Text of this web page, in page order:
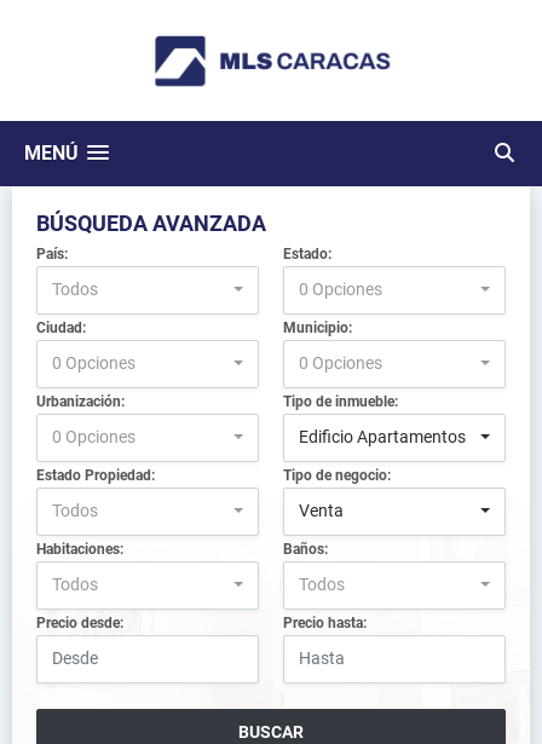
MENÚ
BÚSQUEDA AVANZADA
País:
Todos
Estado:
0 Opciones
Ciudad:
0 Opciones
Municipio:
0 Opciones
Urbanización:
0 Opciones
Tipo de inmueble:
Edificio Apartamentos
Estado Propiedad:
Todos
Tipo de negocio:
Venta
Habitaciones:
Todos
Baños:
Todos
Precio desde: Precio hasta:
BUSCAR